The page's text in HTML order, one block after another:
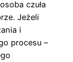
czuła
Jeżeli
i
procesu –